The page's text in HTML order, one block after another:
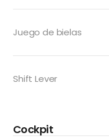
Juego de bielas
Shift Lever
Cockpit